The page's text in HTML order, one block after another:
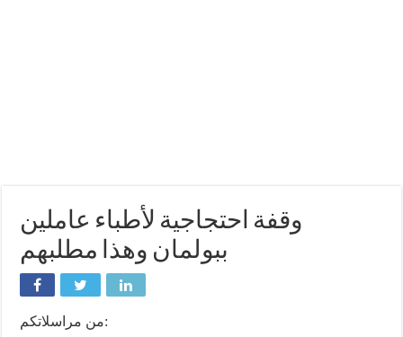
وقفة احتجاجية لأطباء عاملين
ببولمان وهذا مطلبهم
من مراسلاتكم: